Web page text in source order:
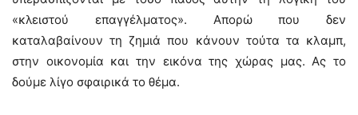
«κλειστού επαγγέλματος». Απορώ που δεν
καταλαβαίνουν τη ζημιά που κάνουν τούτα τα κλαμπ,
στην οικονομία και την εικόνα της χώρας μας. Ας το
δούμε λίγο σφαιρικά το θέμα.